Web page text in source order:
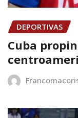
DEPORTIVAS
Cuba